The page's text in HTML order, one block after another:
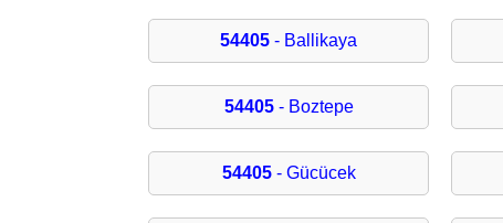
54405 - Ballikaya
54405- Boztepe
54405- Gücücek